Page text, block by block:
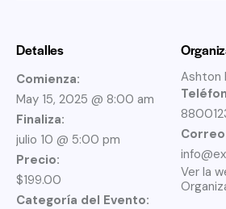
Detalles
Comienza:
May 15, 2025 @ 8:00 am
Finaliza:
julio 10 @ 5:00 pm
Precio:
$199.00
Categoría del Evento:
Ashton
Ver la